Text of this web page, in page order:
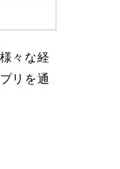
々な経
リを通